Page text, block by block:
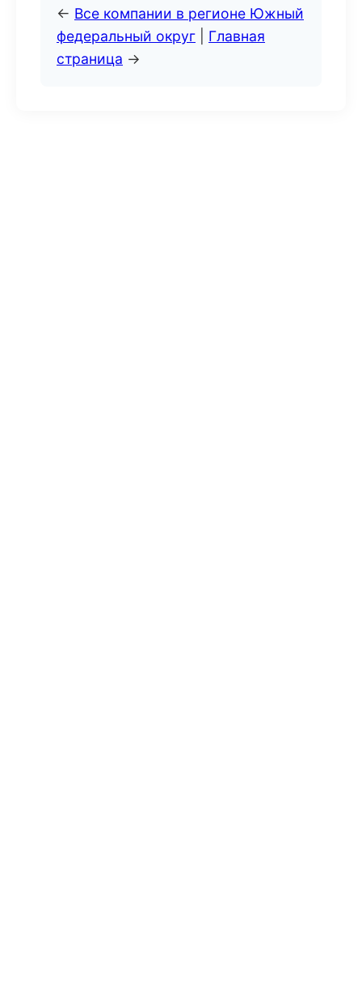
← Все компании в регионе Южный
федеральный округ
Главная
страница →